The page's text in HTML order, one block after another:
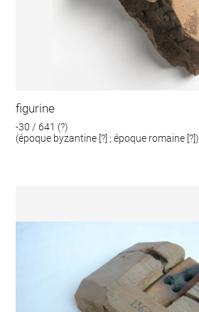
figurine
-30 / 641 (?)
(époque byzantine [?] ; époque romaine [?])